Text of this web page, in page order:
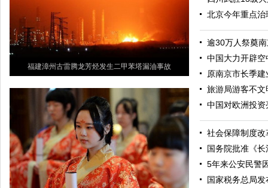
福建漳州古雷腾龙芳烃发生二甲苯塔漏油事故
北京今年重点治
逾30万人祭奠
中国大力开辟
原南京市长季
旅游局游客不
中国对欧洲投资
社会保障制度
国务院批准《
5年来公安民警
国家税务总局